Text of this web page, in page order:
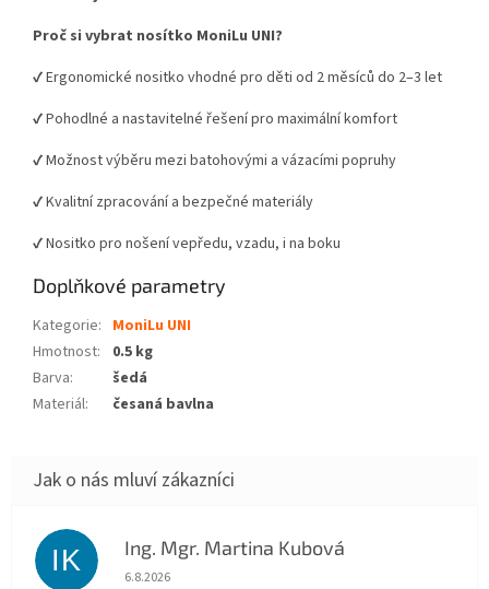
Proč si vybrat nosítko MoniLu UNI?
✔ Ergonomické nositko vhodné pro děti od 2 měsíců do 2–3 let
✔ Pohodlné a nastavitelné řešení pro maximální komfort
✔ Možnost výběru mezi batohovými a vázacími popruhy
✔ Kvalitní zpracování a bezpečné materiály
✔ Nositko pro nošení vepředu, vzadu, i na boku
Doplňkové parametry
Kategorie: MoniLu UNI
Hmotnost:
0.5 kg
Barva:
šedá
Materiál: česaná bavlna
IK Ing. Mgr. Martina Kubová
Hodnocení obchodu je 5 z 5 hvězdiček.
6.8.2026